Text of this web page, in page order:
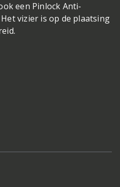
een Pinlock Anti-
vizier is op de plaatsing